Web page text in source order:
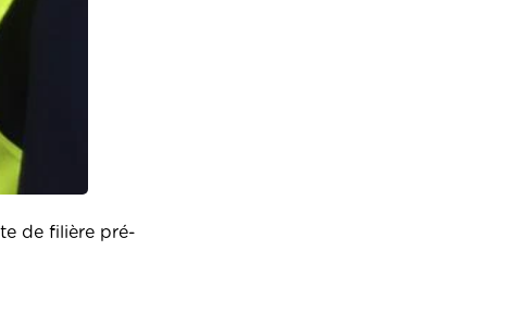
de filière pré-